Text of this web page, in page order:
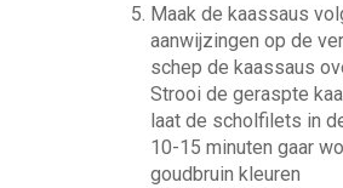
Maak de kaassaus
aanwijzingen op de
schep de kaassaus
Strooi de geraspte
laat de scholfilets in
10-15 minuten gaar
goudbruin kleuren